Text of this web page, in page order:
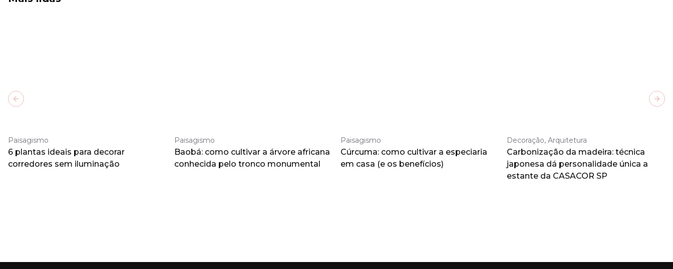
Paisagismo
6 plantas ideais para decorar
corredores sem iluminação
Paisagismo
Baobá: como cultivar a árvore africana
conhecida pelo tronco monumental
Paisagismo
Cúrcuma: como cultivar a especiaria
em casa (e os benefícios)
Decoração, Arquitetura
Carbonização da madeira: técnica
japonesa dá personalidade única a
estante da CASACOR SP
Previous slide